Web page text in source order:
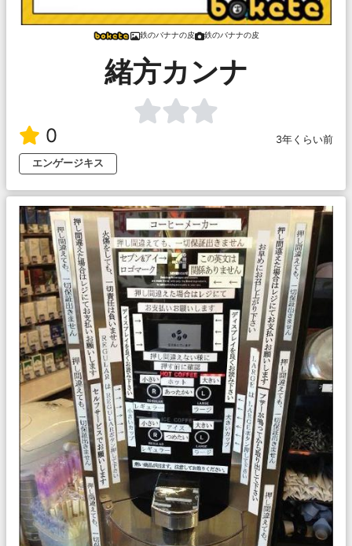
鉄のバナナの皮 鉄のバナナの皮
緒方カンナ
0
3年くらい前
エンゲージキス